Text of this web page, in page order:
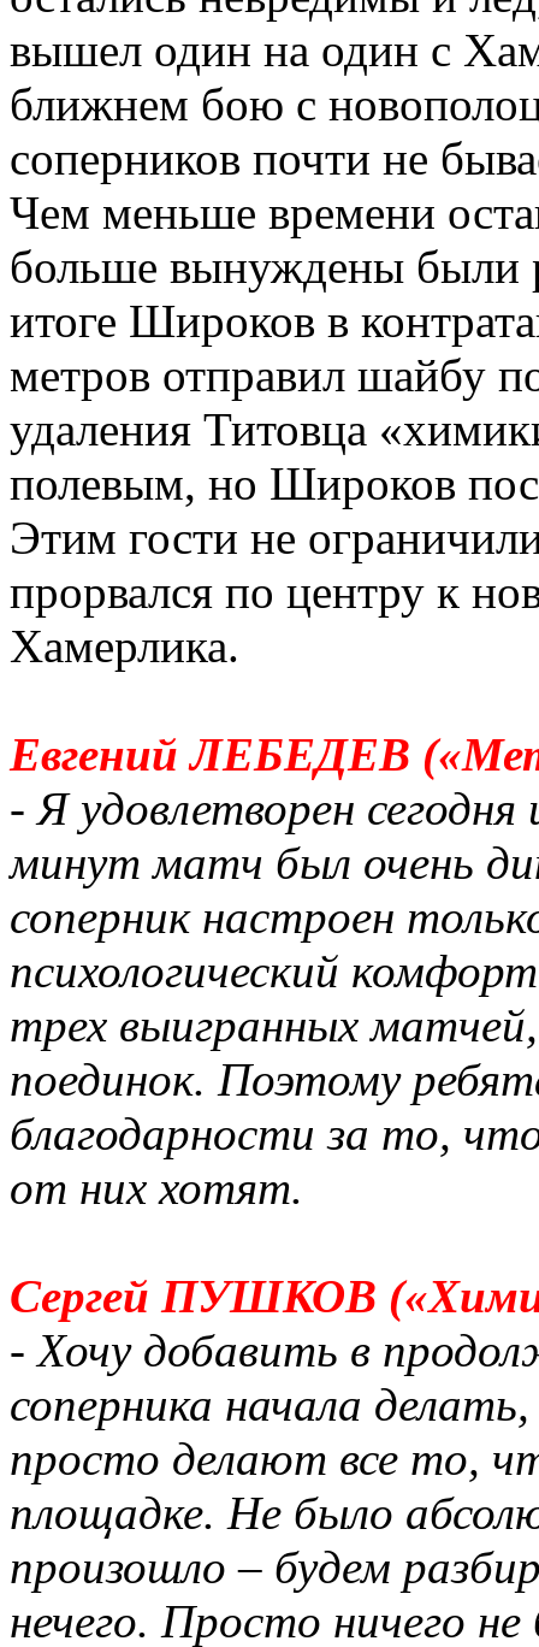
вышел один на один с
ближнем бою с
соперников почти не
Чем меньше времени
больше вынуждены были
итоге Широков в
метров отправил шайбу
удаления Титовца
полевым, но Широков
Этим гости не
прорвался по центру к
Хамерлика.
Евгений ЛЕБЕДЕВ
- Я удовлетворен
минут матч был очень
соперник настроен
психологический
трех выигранных
поединок. Поэтому
благодарности за то,
от них хотят.
Сергей ПУШКОВ
- Хочу добавить в
соперника начала
просто делают все то,
площадке. Не было
произошло – будем
нечего. Просто ничего